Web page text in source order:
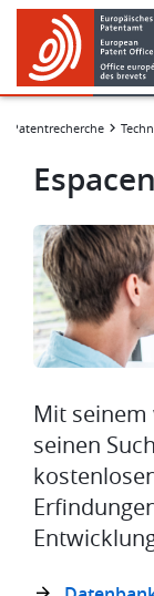
Skip
main
content
Skip
footer
Patentrecherche
Bild
Mit
seinen